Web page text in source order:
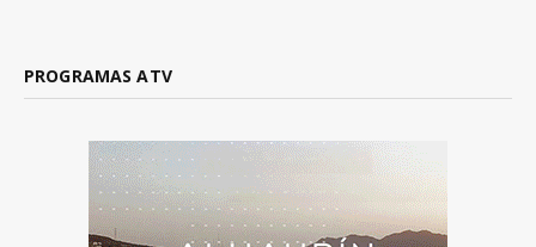
PROGRAMAS ATV